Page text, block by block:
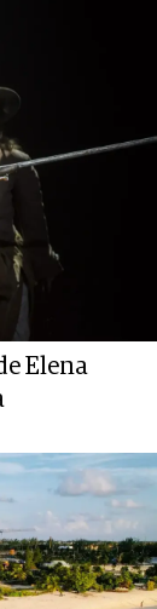
Elena